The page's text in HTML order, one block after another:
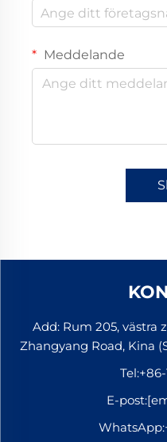
Meddelande
Add: Rum 205, västra
Zhangyang Road, Kina
Tel:+86-
E-post:
WhatsApp: